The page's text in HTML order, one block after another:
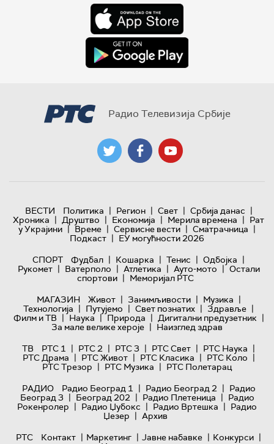
Радио Телевизија Србије
ВЕСТИ Политика | Регион | Свет | Србија данас |
Хроника | Друштво | Економија | Мерила времена | Рат
у Украјини | Време | Сервисне вести | Сматрачница |
Подкаст | ЕУ могућности 2026
СПОРТ
Фудбал | Кошарка | Тенис | Одбојка |
Рукомет | Ватерполо | Атлетика | Ауто-мото | Остали
спортови | Меморијал РТС
МАГАЗИН
Живот | Занимљивости | Музика |
Технологијa | Путујемо | Свет познатих | Здравље |
Филм и ТВ | Наука | Природа | Дигитални предузетник |
За мале велике хероје | Наизглед здрав
ТВ
РТС 1 | РТС 2 | РТС 3 | РТС Свет | РТС Наука |
РТС Драма | РТС Живот | РТС Класика | РТС Коло |
РТС Трезор | РТС Музика | РТС Полетарац
РАДИО
Радио Београд 1 | Радио Београд 2 | Радио
Београд 3 | Београд 202 | Радио Плетеница | Радио
Рокенролер | Радио Џубокс | Радио Вртешка | Радио
Џезер | Архив
РТС
Контакт | Маркетинг | Јавне набавке | Конкурси |